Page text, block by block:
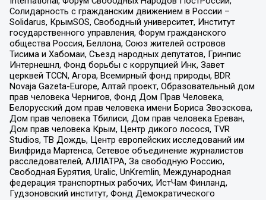
Солидарность с гражданским движением в России –
Solidarus, КрымSOS, Свободный университет, Институт
государственного управления, Форум гражданского
общества Россия, Беллона, Союз жителей островов
Тисима и Хабомаи, Съезд народных депутатов, Гринпис
Интернешнл, Фонд борьбы с коррупцией Инк, Завет
церквей TCCN, Агора, Всемирный фонд природы, BDR
Novaja Gazeta-Europe, Алтай проект, Образовательный дом
прав человека Чернигов, Фонд Дом Прав Человека,
Белорусский дом прав человека имени Бориса Звозскова,
Дом прав человека Тбилиси, Дом прав человека Ереван,
Дом прав человека Крым, Центр дикого лосося, TVR
Studios, ТВ Дождь, Центр европейских исследований им
Вилфрида Мартенса, Сетевое объединение журналистов
расследователей, АЛЛАТРА, За свободную Россию,
Свободная Бурятия, Uralic, UnKremlin, Международная
федерация транспортных рабочих, ИстЧам Финланд,
Гудзоновский институт, Фонд Демократического